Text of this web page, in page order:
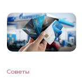
Советы